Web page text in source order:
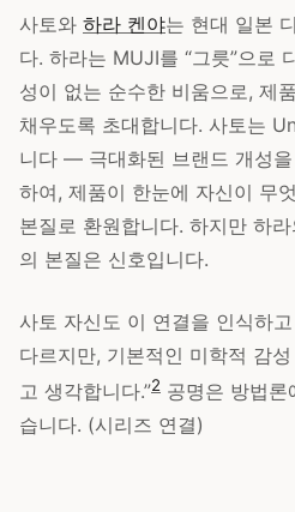
사토와 하라 켄야는 현대 일본
다. 하라는 MUJI를 “그릇”으로
성이 없는 순수한 비움으로, 제
채우도록 초대합니다. 사토는
니다 — 극대화된 브랜드 개성
하여, 제품이 한눈에 자신이 무
본질로 환원합니다. 하지만 하
의 본질은 신호입니다.
사토 자신도 이 연결을 인식하
다르지만, 기본적인 미학적 감
고 생각합니다.”2 공명은 방법론
습니다. (시리즈 연결)